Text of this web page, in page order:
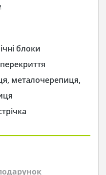
блоки
металочерепиця,